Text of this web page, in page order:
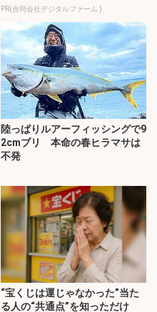
PR(合同会社デジタルファーム )
陸っぱりルアーフィッシングで9
2cmブリ 本命の春ヒラマサは
不発
“宝くじは運じゃなかった”当た
る人の“共通点”を知っただけ